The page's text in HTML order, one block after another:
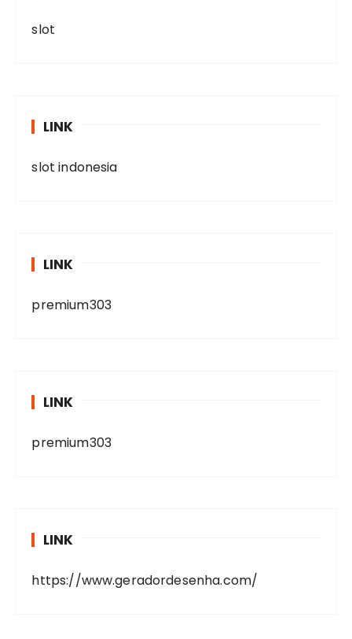
slot
LINK
slot indonesia
LINK
premium303
LINK
premium303
LINK
https://www.geradordesenha.com/